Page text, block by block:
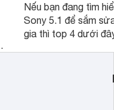
Nếu bạn đang tìm
Sony 5.1 để sắm
gia thì top 4 dưới